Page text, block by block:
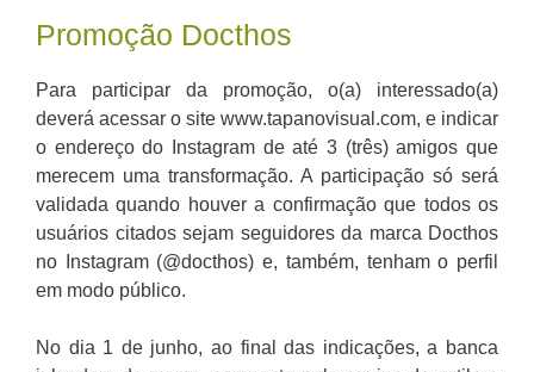
Promoção Docthos
Para participar da promoção, o(a) interessado(a)
deverá acessar o site www.tapanovisual.com, e indicar
o endereço do Instagram de até 3 (três) amigos que
merecem uma transformação. A participação só será
validada quando houver a confirmação que todos os
usuários citados sejam seguidores da marca Docthos
no Instagram (@docthos) e, também, tenham o perfil
em modo público.
No dia 1 de junho, ao final das indicações, a banca